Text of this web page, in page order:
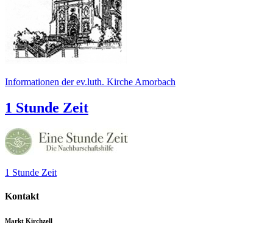
Informationen der ev.luth. Kirche Amorbach
1 Stunde Zeit
1 Stunde Zeit
Kontakt
Markt Kirchzell